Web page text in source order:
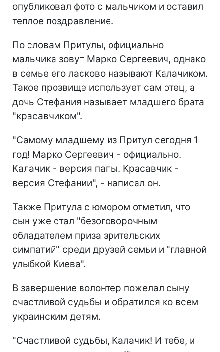
опубликовал фото с мальчиком и оставил
теплое поздравление.
По словам Притулы, официально
мальчика зовут Марко Сергеевич, однако
в семье его ласково называют Калачиком.
Такое прозвище использует сам отец, а
дочь Стефания называет младшего брата
"красавчиком".
"Самому младшему из Притул сегодня 1
год! Марко Сергеевич - официально.
Калачик - версия папы. Красавчик -
версия Стефании", - написал он.
Также Притула с юмором отметил, что
сын уже стал "безоговорочным
обладателем приза зрительских
симпатий" среди друзей семьи и "главной
улыбкой Киева".
В завершение волонтер пожелал сыну
счастливой судьбы и обратился ко всем
украинским детям.
"Счастливой судьбы, Калачик! И тебе, и